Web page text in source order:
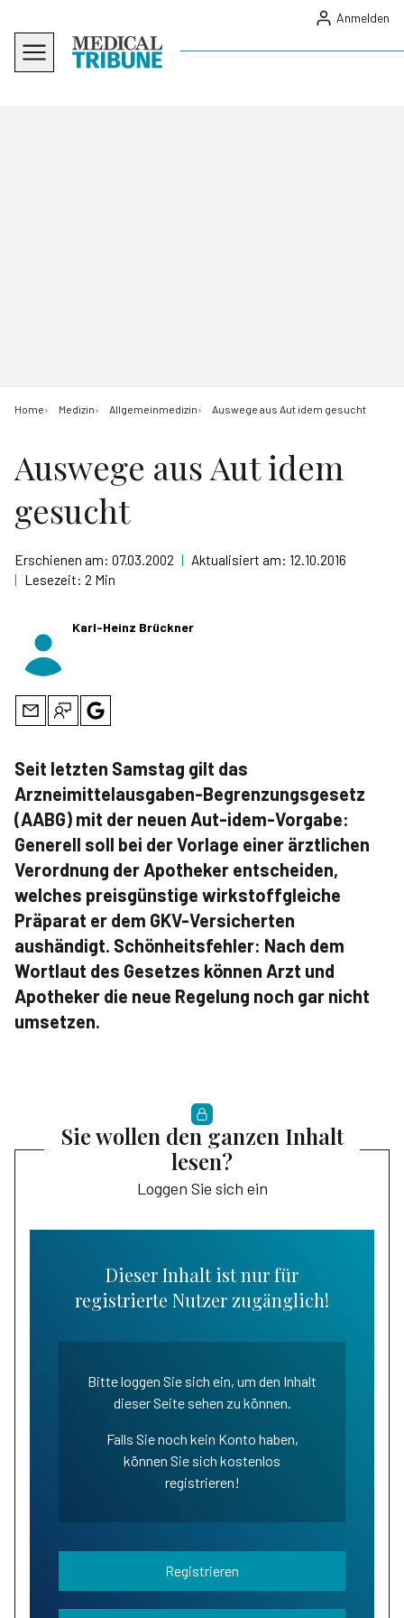
Anmelden
Home Medizin Allgemeinmedizin Auswege aus Aut idem gesucht
Auswege aus Aut idem
gesucht
Erschienen am: 07.03.2002 | Aktualisiert am: 12.10.2016
| Lesezeit: 2 Min
Karl-Heinz Brückner
Seit letzten Samstag gilt das
Arzneimittelausgaben-Begrenzungsgesetz
(AABG) mit der neuen Aut-idem-Vorgabe:
Generell soll bei der Vorlage einer ärztlichen
Verordnung der Apotheker entscheiden,
welches preisgünstige wirkstoffgleiche
Präparat er dem GKV-Versicherten
aushändigt. Schönheitsfehler: Nach dem
Wortlaut des Gesetzes können Arzt und
Apotheker die neue Regelung noch gar nicht
umsetzen.
Sie wollen den ganzen Inhalt
lesen?
Loggen Sie sich ein
Dieser Inhalt ist nur für
registrierte Nutzer zugänglich!
Bitte loggen Sie sich ein, um den Inhalt
dieser Seite sehen zu können.
Falls Sie noch kein Konto haben,
können Sie sich kostenlos
registrieren!
Registrieren